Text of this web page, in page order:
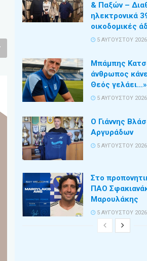
& Παξών –
ηλεκτρονικά
οικοδομικές
5 ΑΥΓΟΎΣΤΟΥ 2026
Μπάμπης
άνθρωπος
Θεός γελάει…»
5 ΑΥΓΟΎΣΤΟΥ 2026
Ο Γιάννης
Αργυράδων
5 ΑΥΓΟΎΣΤΟΥ 2026
Στο
ΠΑΟ
Μαρουλάκης
5 ΑΥΓΟΎΣΤΟΥ 2026